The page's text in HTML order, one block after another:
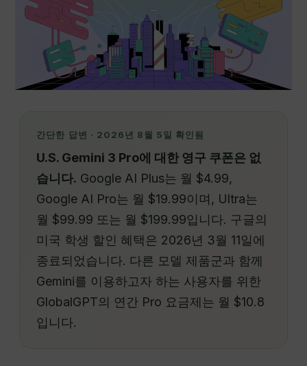
간단한 답변 · 2026년 8월 5일 확인됨
U.S. Gemini 3 Pro에 대한 영구 쿠폰은 없
습니다. Google AI Plus는 월 $4.99,
Google AI Pro는 월 $19.99이며, Ultra는
월 $99.99 또는 월 $199.99입니다. 구글의
미국 학생 할인 혜택은 2026년 3월 11일에
종료되었습니다. 다른 모델 제품군과 함께
Gemini를 이용하고자 하는 사용자를 위한
GlobalGPT의 연간 Pro 요금제는 월 $10.8
입니다.